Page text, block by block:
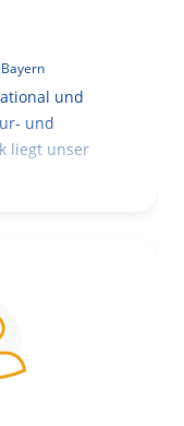
Bayern
und
und
liegt unser